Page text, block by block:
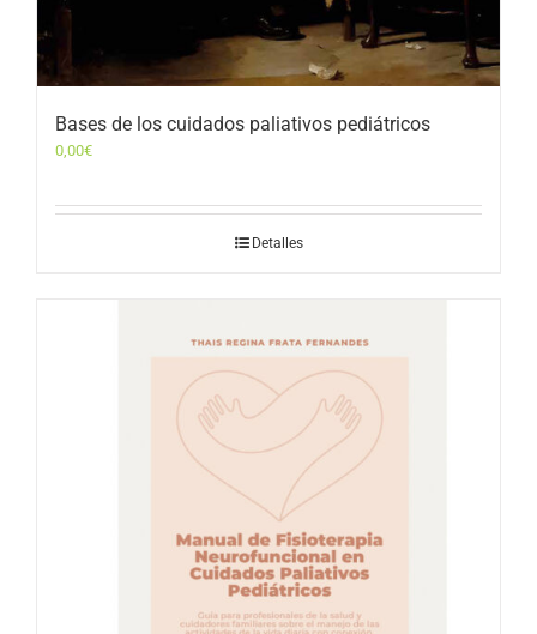
Bases de los cuidados paliativos pediátricos
0,00€
Detalles